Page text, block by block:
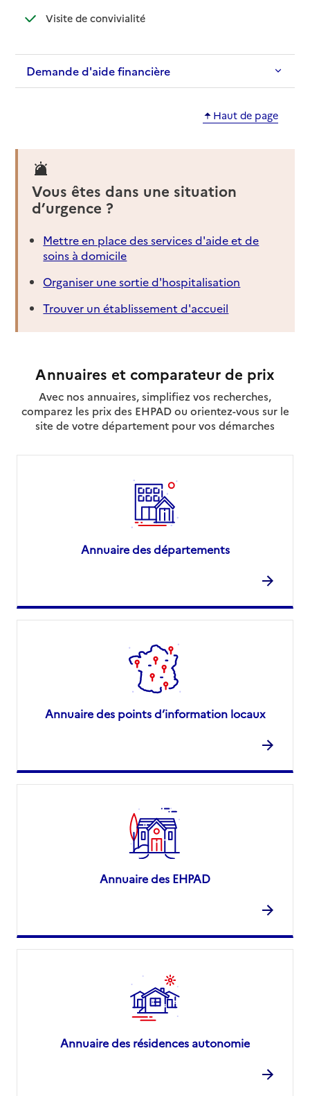
Visite de convivialité: disponible
: non disponible
Demande d'aide financière
Haut de page
Vous êtes dans une situation
d’urgence ?
Mettre en place des services d'aide et de
soins à domicile
Organiser une sortie d'hospitalisation
Trouver un établissement d'accueil
Annuaires et comparateur de prix
Avec nos annuaires, simplifiez vos recherches,
comparez les prix des EHPAD ou orientez-vous sur le
site de votre département pour vos démarches
Annuaire des départements
Annuaire des points d’information locaux
Annuaire des EHPAD
Annuaire des résidences autonomie